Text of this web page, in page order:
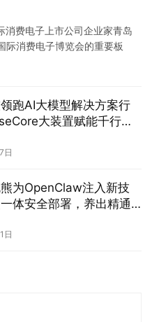
费电子上市公司企业家青岛
际消费电子博览会的重要板
跑AI大模型解决方案行
大装置赋能千行百
日
为OpenClaw注入新技
体安全部署，养出精通
日